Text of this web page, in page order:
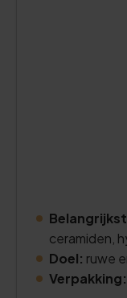
ceramiden,
Doel: ruwe
Verpakking: